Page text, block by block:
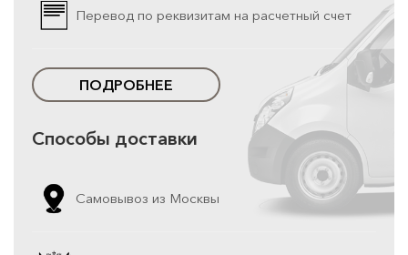
Перевод по реквизитам на расчетный счет
ПОДРОБНЕЕ
Способы доставки
Самовывоз из Москвы